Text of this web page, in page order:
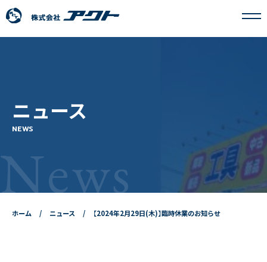
News
ニュース
NEWS
ホーム ニュース 【2024年2月29日(木)】臨時休業のお知らせ
事業内容
採用情報
ニュース